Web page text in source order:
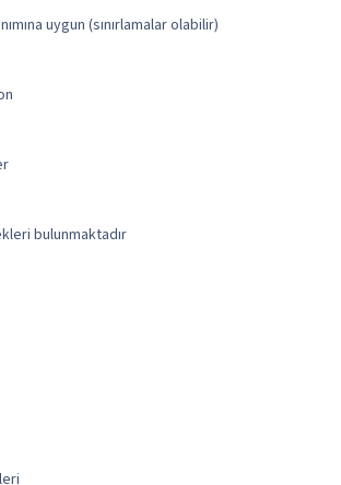
uygun (sınırlamalar olabilir)
bulunmaktadır